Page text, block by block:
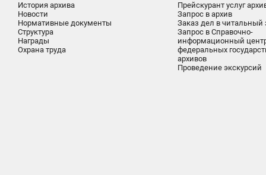
История архива
Новости
Нормативные документы
Структура
Награды
Охрана труда
Прейскурант услуг
Запрос в архив
Заказ дел в читальный
Запрос в Справочно-
информационный
федеральных
архивов
Проведение экскурсий